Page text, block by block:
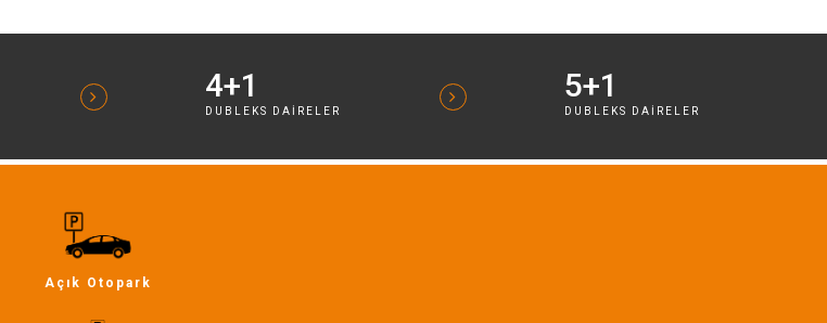
4+1
DUBLEKS DAIRELER
5+1
DUBLEKS DAIRELER
Açık Otopark